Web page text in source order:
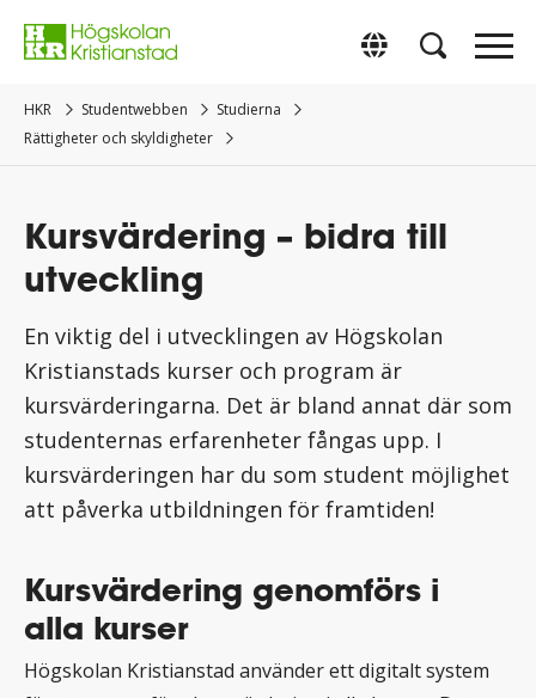
direkt
Switch to
HKR Studentwebben
Studierna
Rättigheter och skyldigheter
Kursvärdering – bidra till
utveckling
En viktig del i utvecklingen av Högskolan
Kristianstads kurser och program är
kursvärderingarna. Det är bland annat där som
studenternas erfarenheter fångas upp. I
kursvärderingen har du som student möjlighet
att påverka utbildningen för framtiden!
Kursvärdering genomförs i
alla kurser
Högskolan Kristianstad använder ett digitalt system